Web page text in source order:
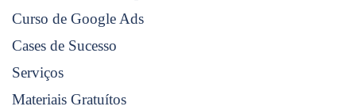
Curso de Google Ads
Cases de Sucesso
Serviços
Materiais Gratuítos